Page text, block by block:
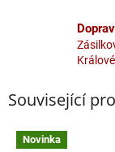
Související
Novinka